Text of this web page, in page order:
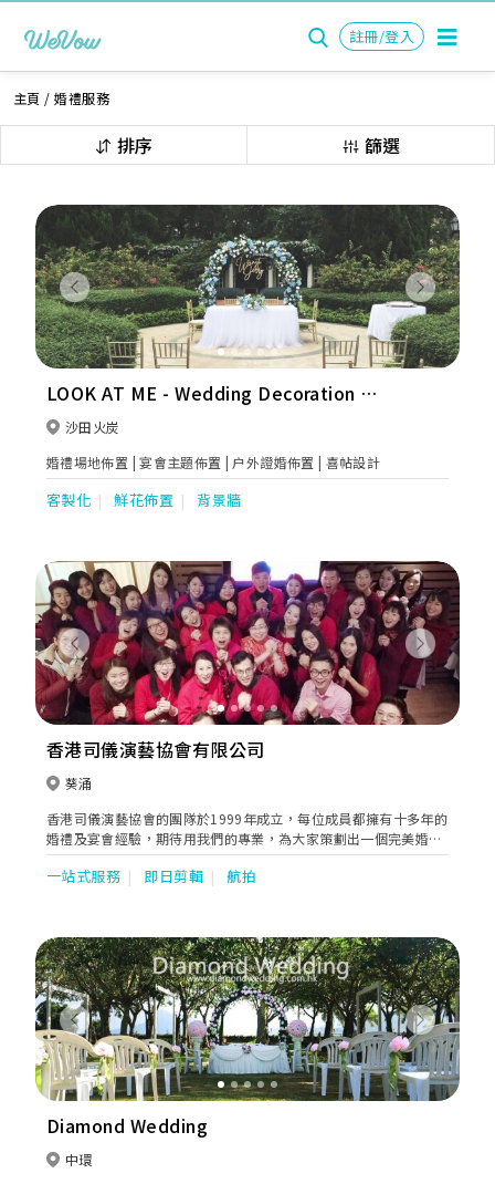
註冊/登入
主頁 /婚禮服務
排序 篩選
Previous Next
LOOK AT ME - Wedding Decoration 婚
禮佈置
沙田火炭
婚禮場地佈置 | 宴會主題佈置 | 户外證婚佈置 | 喜帖設計
客製化 鮮花佈置 背景牆
Previous Next
香港司儀演藝協會有限公司
葵涌
香港司儀演藝協會的團隊於1999年成立，每位成員都擁有十多年的
婚禮及宴會經驗，期待用我們的專業，為大家策劃出一個完美婚禮
及宴會。我們通過ISO 9001:2008 國際質量管理體系及培訓認證，
成為業界首間獲頒發國際級專業水平認可證書協會。
一站式服務 即日剪輯 航拍
Previous Next
Diamond Wedding
中環